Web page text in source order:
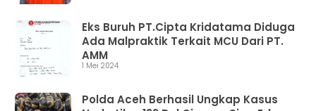
Eks Buruh PT.Cipta Kridatama Diduga
Ada Malpraktik Terkait MCU Dari PT.
AMM
1 Mei 2024
Polda Aceh Berhasil Ungkap Kasus